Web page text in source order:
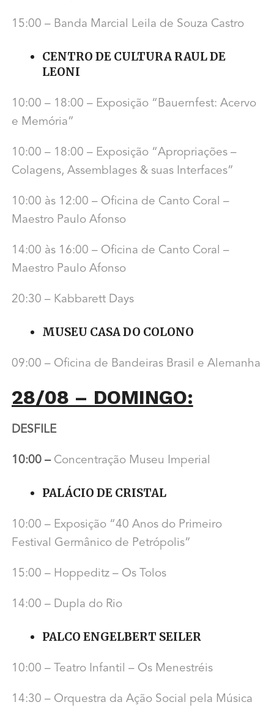
15:00 – Banda Marcial Leila de Souza Castro
CENTRO DE CULTURA RAUL DE
LEONI
10:00 – 18:00 – Exposição “Bauernfest: Acervo
e Memória”
10:00 – 18:00 – Exposição “Apropriações –
Colagens, Assemblages & suas Interfaces”
10:00 às 12:00 – Oficina de Canto Coral –
Maestro Paulo Afonso
14:00 às 16:00 – Oficina de Canto Coral –
Maestro Paulo Afonso
20:30 – Kabbarett Days
MUSEU CASA DO COLONO
09:00 – Oficina de Bandeiras Brasil e Alemanha
28/08 – DOMINGO:
DESFILE
10:00 – Concentração Museu Imperial
PALÁCIO DE CRISTAL
10:00 – Exposição “40 Anos do Primeiro
Festival Germânico de Petrópolis”
15:00 – Hoppeditz – Os Tolos
14:00 – Dupla do Rio
PALCO ENGELBERT SEILER
10:00 – Teatro Infantil – Os Menestréis
14:30 – Orquestra da Ação Social pela Música